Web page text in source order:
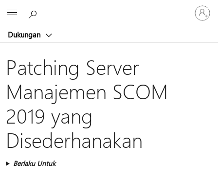
Dukungan
Masuk
ke
akun
Patching Server
Manajemen SCOM
2019 yang
Disederhanakan
Berlaku Untuk